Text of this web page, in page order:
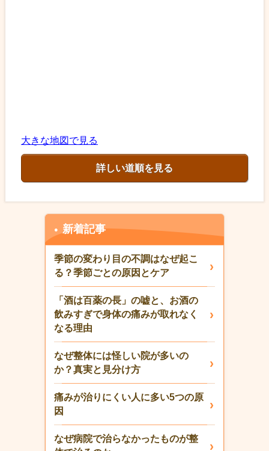
大きな地図で見る
詳しい道順を見る
新着記事
季節の変わり目の不調はなぜ起こ
る？季節ごとの原因とケア
「酒は百薬の長」の嘘と、お酒の
飲みすぎで身体の痛みが取れなく
なる理由
なぜ整体には怪しい院が多いの
か？真実と見分け方
痛みが治りにくい人に多い5つの原
因
なぜ病院で治らなかったものが整